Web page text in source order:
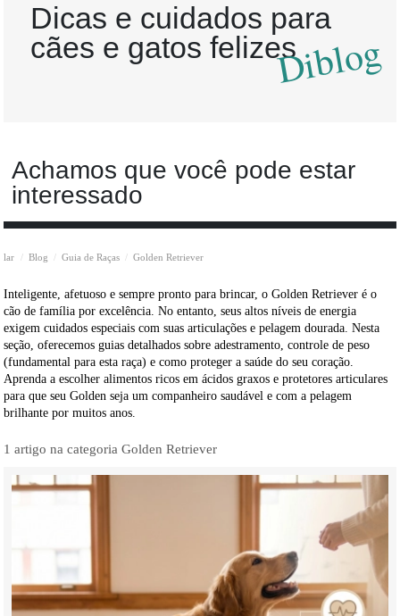
Dicas e cuidados para
cães e gatos felizesDiblog
Achamos que você pode estar
interessado
lar Blog Guia de Raças Golden Retriever
Inteligente, afetuoso e sempre pronto para brincar, o Golden Retriever é o
cão de família por excelência. No entanto, seus altos níveis de energia
exigem cuidados especiais com suas articulações e pelagem dourada. Nesta
seção, oferecemos guias detalhados sobre adestramento, controle de peso
(fundamental para esta raça) e como proteger a saúde do seu coração.
Aprenda a escolher alimentos ricos em ácidos graxos e protetores articulares
para que seu Golden seja um companheiro saudável e com a pelagem
brilhante por muitos anos.
1 artigo na categoria Golden Retriever